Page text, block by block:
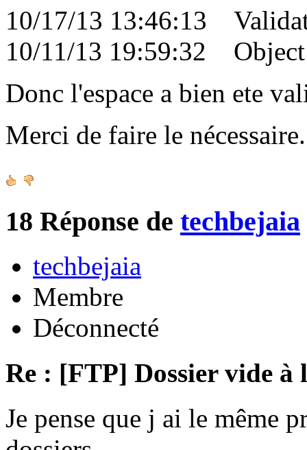
10/17/13 13:46:13
10/11/13 19:59:32
Donc l'espace a bien ete
Merci de faire le
18 Réponse de techbejaia
techbejaia
Membre
Déconnecté
Re : [FTP] Dossier vide à
Je pense que j ai le même